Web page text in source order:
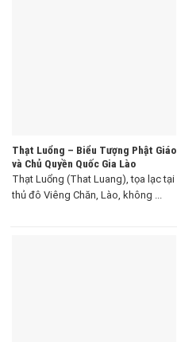
Thạt Luổng – Biểu Tượng Phật Giáo
và Chủ Quyền Quốc Gia Lào
Thạt Luổng (That Luang), tọa lạc tại
thủ đô Viêng Chăn, Lào, không ...